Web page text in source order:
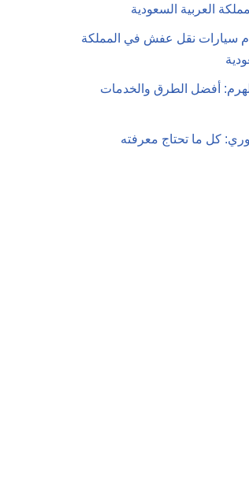
العربية السعودية
سيارات نقل عفش في المملكة
أفضل الطرق والخدمات
كل ما تحتاج معرفته